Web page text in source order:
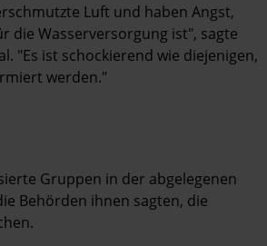
Luft und haben Angst,
die Wasserversorgung ist", sagte
"Es ist schockierend wie diejenigen,
werden."
Gruppen in der abgelegenen
Behörden ihnen sagten, die